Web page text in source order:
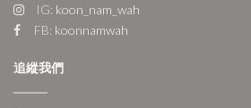
IG: koon_nam_wah
FB: koonnamwah
追縱我們